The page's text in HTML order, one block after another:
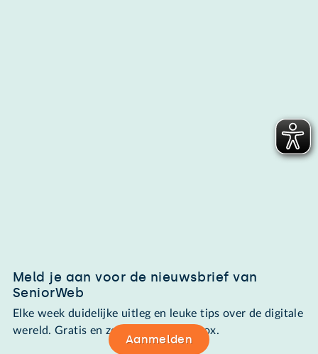
Meld je aan voor de nieuwsbrief van
SeniorWeb
Elke week duidelijke uitleg en leuke tips over de digitale
wereld. Gratis en zomaar in de mailbox.
Aanmelden